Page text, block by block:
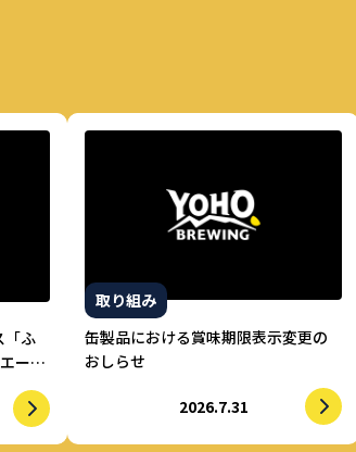
「ふ
ー
仕掛
取り組み
缶製品における賞味期限表示変更の
おしらせ
2026.7.31